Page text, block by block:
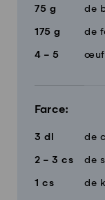
75 g de
175 g de
4 - 5
Farce:
3 dl de
2 - 3 cs de
1 cs de